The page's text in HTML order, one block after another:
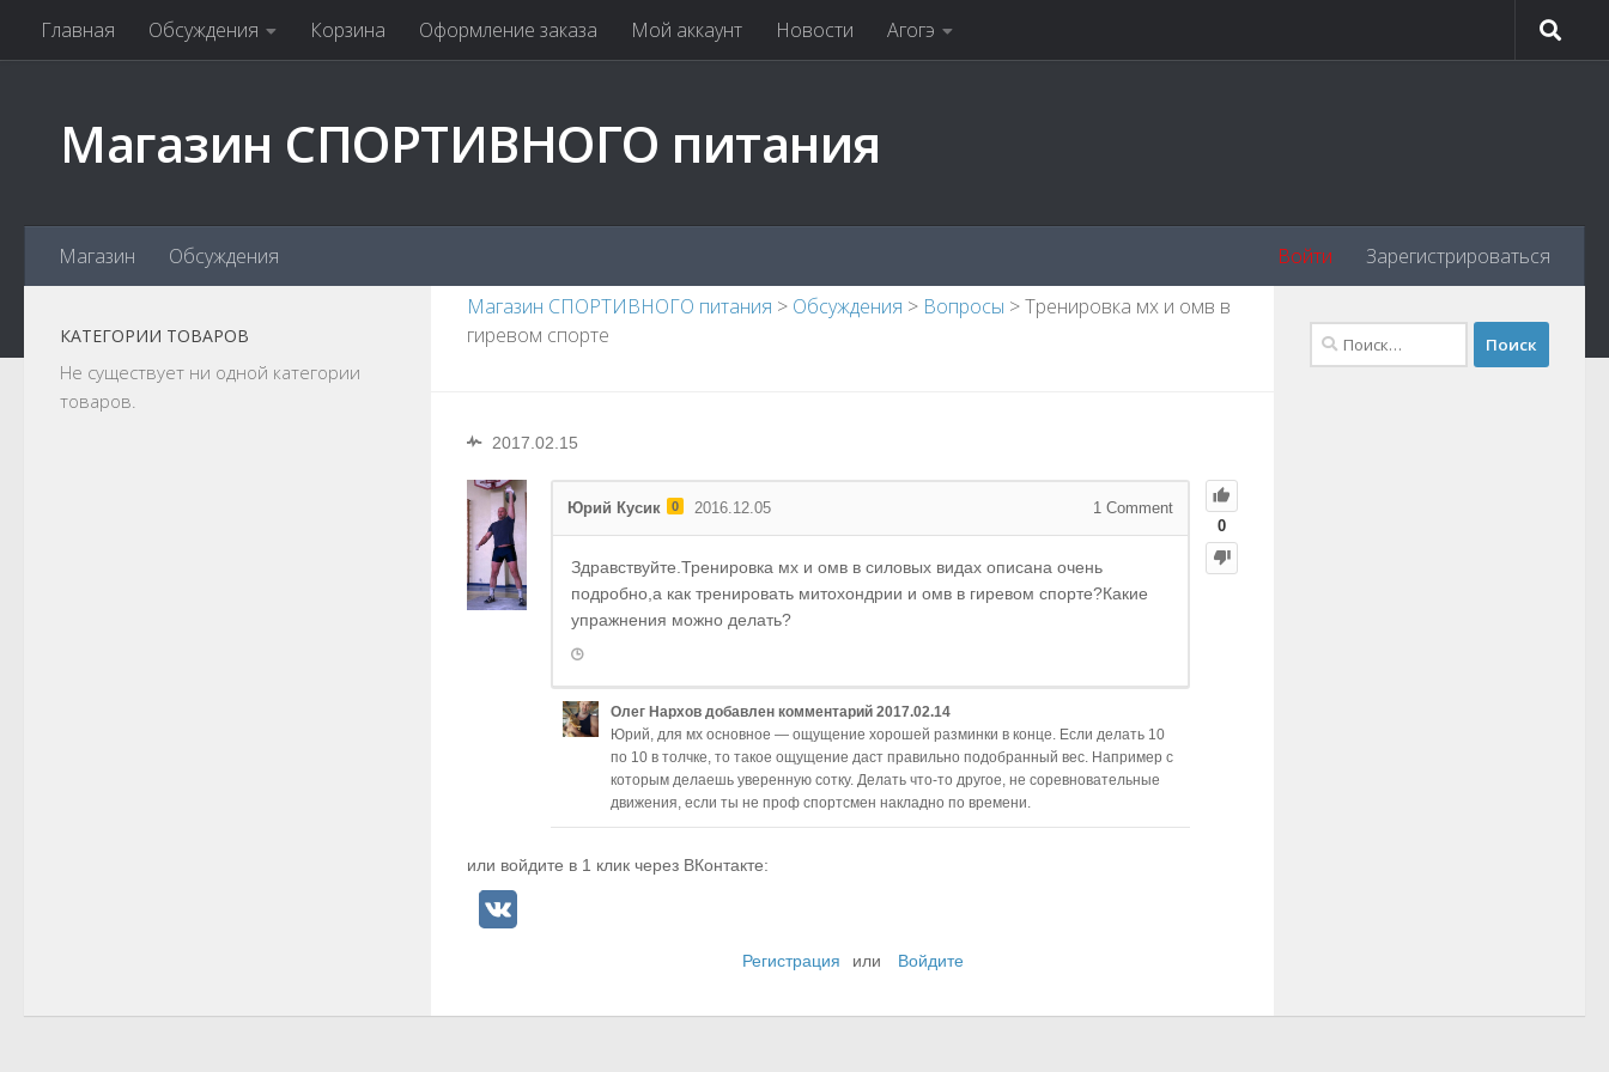
Главная Обсуждения Корзина Оформление заказа Мой аккаунт Новости Агогэ
Магазин СПОРТИВНОГО питания
Магазин Обсуждения Зарегистрироваться
Войти
Магазин СПОРТИВНОГО питания > Обсуждения > Вопросы >Тренировка мх и омв в
гиревом спорте
2017.02.15
0
Юрий Кусик 0 2016.12.05 1 Comment
Здравствуйте.Тренировка мх и омв в силовых видах описана очень
подробно,а как тренировать митохондрии и омв в гиревом спорте?Какие
упражнения можно делать?
Олег Нархов добавлен комментарий 2017.02.14
Юрий, для мх основное — ощущение хорошей разминки в конце. Если делать 10
по 10 в толчке, то такое ощущение даст правильно подобранный вес. Например с
которым делаешь уверенную сотку. Делать что-то другое, не соревновательные
движения, если ты не проф спортсмен накладно по времени.
или войдите в 1 клик через ВКонтакте:
Регистрация или Войдите
КАТЕГОРИИ ТОВАРОВ
Не существует ни одной категории
товаров.